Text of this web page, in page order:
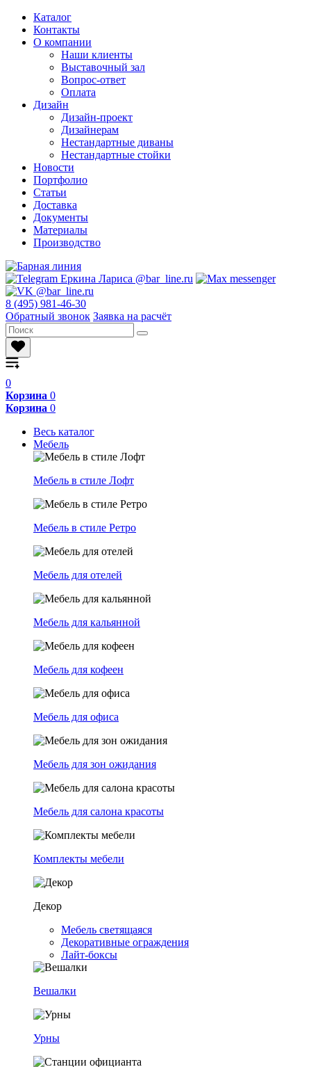
Каталог
Контакты
О компании
Наши клиенты
Выставочный зал
Вопрос-ответ
Оплата
Дизайн
Дизайн-проект
Дизайнерам
Нестандартные диваны
Нестандартные стойки
Новости
Портфолио
Статьи
Доставка
Документы
Материалы
Производство
8 (495) 981-46-30
Обратный звонок Заявка на расчёт
0
Корзина 0
Корзина 0
Весь каталог
Мебель
Мебель в стиле Лофт
Мебель в стиле Ретро
Мебель для отелей
Мебель для кальянной
Мебель для кофеен
Мебель для офиса
Мебель для зон ожидания
Мебель для салона красоты
Комплекты мебели
Декор
Мебель светящаяся
Декоративные ограждения
Лайт-боксы
Вешалки
Урны